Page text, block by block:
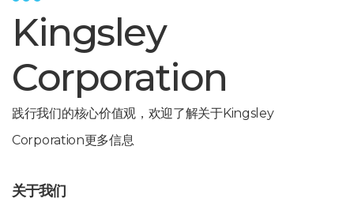
Kingsley
Corporation
践行我们的核心价值观，欢迎了解关于Kingsley
Corporation更多信息
关于我们